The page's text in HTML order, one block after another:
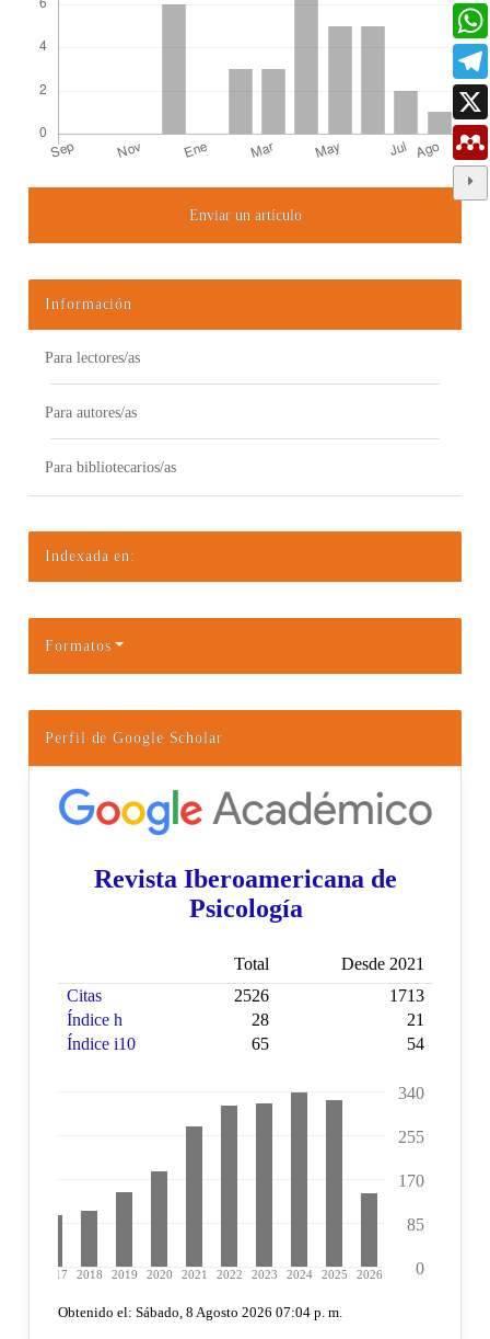
Detalles del artículoEnviar un artículo
Información
Para lectores/as
Para autores/as
Para bibliotecarios/as
Indexada en:
Formatos
Perfil de Google Scholar